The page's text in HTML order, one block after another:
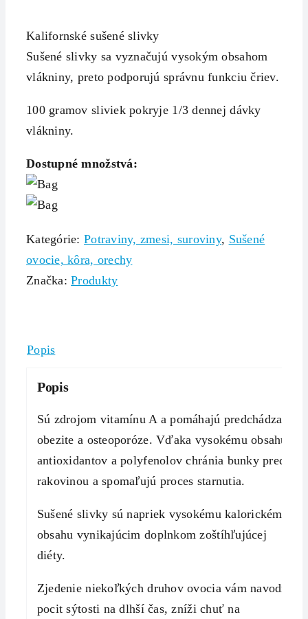
Kalifornské sušené slivky
Sušené slivky sa vyznačujú vysokým obsahom
vlákniny, preto podporujú správnu funkciu čriev.
100 gramov sliviek pokryje 1/3 dennej dávky
vlákniny.
Dostupné množstvá:
Kategórie: Potraviny, zmesi, suroviny, Sušené
ovocie, kôra, orechy
Značka:Produkty
Popis
Popis
Sú zdrojom vitamínu A a pomáhajú predchádzať
obezite a osteoporóze. Vďaka vysokému obsahu
antioxidantov a polyfenolov chránia bunky pred
rakovinou a spomaľujú proces starnutia.
Sušené slivky sú napriek vysokému kalorickému
obsahu vynikajúcim doplnkom zoštíhľujúcej
diéty.
Zjedenie niekoľkých druhov ovocia vám navodí
pocit sýtosti na dlhší čas, zníži chuť na